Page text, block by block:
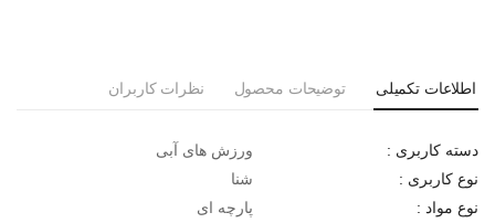
اطلاعات تکمیلی توضیحات محصول نظرات کاربران
دسته کاربری : ورزش های آبی
نوع کاربری : شنا
نوع مواد : پارچه ای